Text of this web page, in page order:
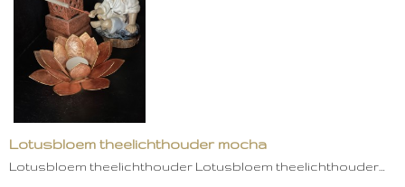
Lotusbloem theelichthouder mocha
Lotusbloem theelichthouder Lotusbloem theelichthouder…